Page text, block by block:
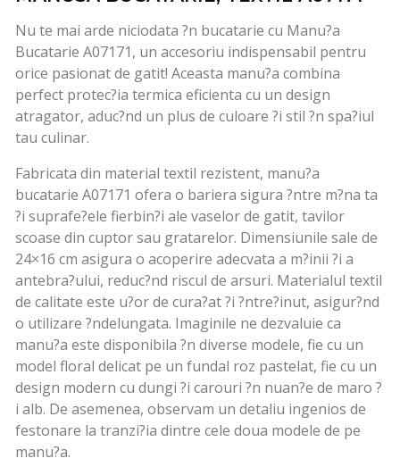
Nu te mai arde niciodata ?n bucatarie cu Manu?a
Bucatarie A07171, un accesoriu indispensabil pentru
orice pasionat de gatit! Aceasta manu?a combina
perfect protec?ia termica eficienta cu un design
atragator, aduc?nd un plus de culoare ?i stil ?n spa?iul
tau culinar.
Fabricata din material textil rezistent, manu?a
bucatarie A07171 ofera o bariera sigura ?ntre m?na ta
?i suprafe?ele fierbin?i ale vaselor de gatit, tavilor
scoase din cuptor sau gratarelor. Dimensiunile sale de
24×16 cm asigura o acoperire adecvata a m?inii ?i a
antebra?ului, reduc?nd riscul de arsuri. Materialul textil
de calitate este u?or de cura?at ?i ?ntre?inut, asigur?nd
o utilizare ?ndelungata. Imaginile ne dezvaluie ca
manu?a este disponibila ?n diverse modele, fie cu un
model floral delicat pe un fundal roz pastelat, fie cu un
design modern cu dungi ?i carouri ?n nuan?e de maro ?
i alb. De asemenea, observam un detaliu ingenios de
festonare la tranzi?ia dintre cele doua modele de pe
manu?a.